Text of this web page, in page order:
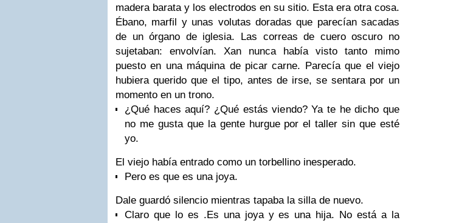
madera barata y los electrodos en su sitio. Esta era otra cosa.
Ébano, marfil y unas volutas doradas que parecían sacadas
de un órgano de iglesia. Las correas de cuero oscuro no
sujetaban: envolvían. Xan nunca había visto tanto mimo
puesto en una máquina de picar carne. Parecía que el viejo
hubiera querido que el tipo, antes de irse, se sentara por un
momento en un trono.
¿Qué haces aquí? ¿Qué estás viendo? Ya te he dicho que
no me gusta que la gente hurgue por el taller sin que esté
yo.
El viejo había entrado como un torbellino inesperado.
Pero es que es una joya.
Dale guardó silencio mientras tapaba la silla de nuevo.
Claro que lo es .Es una joya y es una hija. No está a la